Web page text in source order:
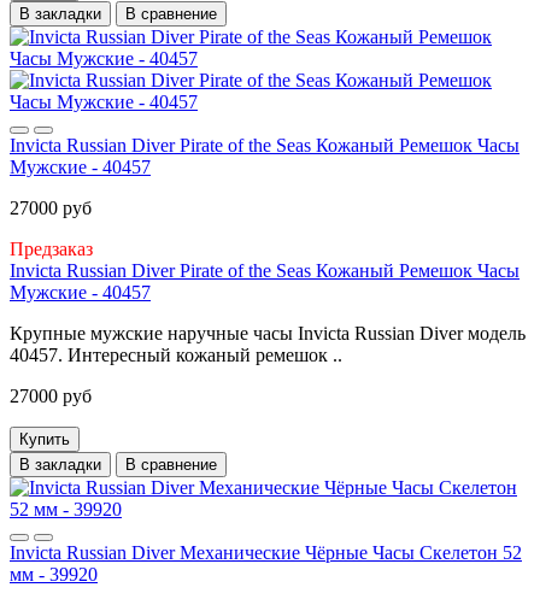
В закладки
В сравнение
Invicta Russian Diver Pirate of the Seas Кожаный Ремешок Часы
Мужские - 40457
27000 руб
Предзаказ
Invicta Russian Diver Pirate of the Seas Кожаный Ремешок Часы
Мужские - 40457
Крупные мужские наручные часы Invicta Russian Diver модель
40457. Интересный кожаный ремешок ..
27000 руб
Купить
В закладки
В сравнение
Invicta Russian Diver Механические Чёрные Часы Скелетон 52
мм - 39920